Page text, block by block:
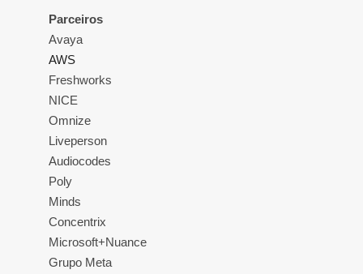
Parceiros
Avaya
AWS
Freshworks
NICE
Omnize
Liveperson
Audiocodes
Poly
Minds
Concentrix
Microsoft+Nuance
Grupo Meta